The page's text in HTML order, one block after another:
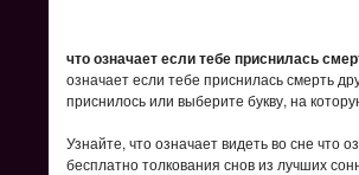
что означает если тебе приснилась
означает если тебе приснилась смерть
приснилось или выберите букву, на
Узнайте, что означает видеть во сне что
бесплатно толкования снов из лучших